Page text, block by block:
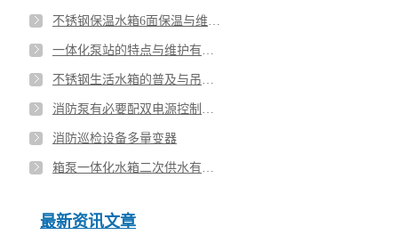
消防巡检设备多量变器
最新资讯文章